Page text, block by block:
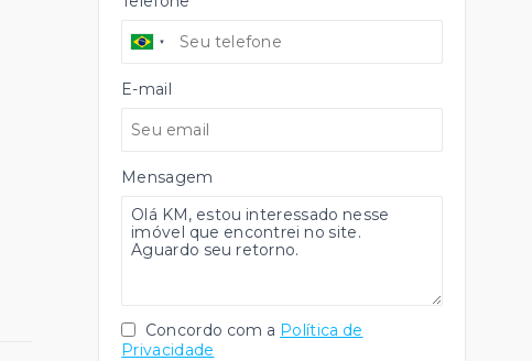
E-mail
Mensagem
Concordo com a Política de
Privacidade